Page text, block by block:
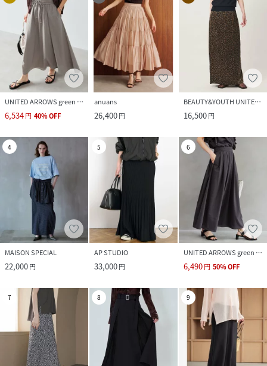
UNITED ARROWS green label relaxing
6,534円 40%OFF
anuans
26,400円
BEAUTY&YOUTH UNITED ARROWS
16,500円
4
MAISON SPECIAL
22,000円
5
AP STUDIO
33,000円
6
UNITED ARROWS green label relaxing
6,490円 50%OFF
7 8 9